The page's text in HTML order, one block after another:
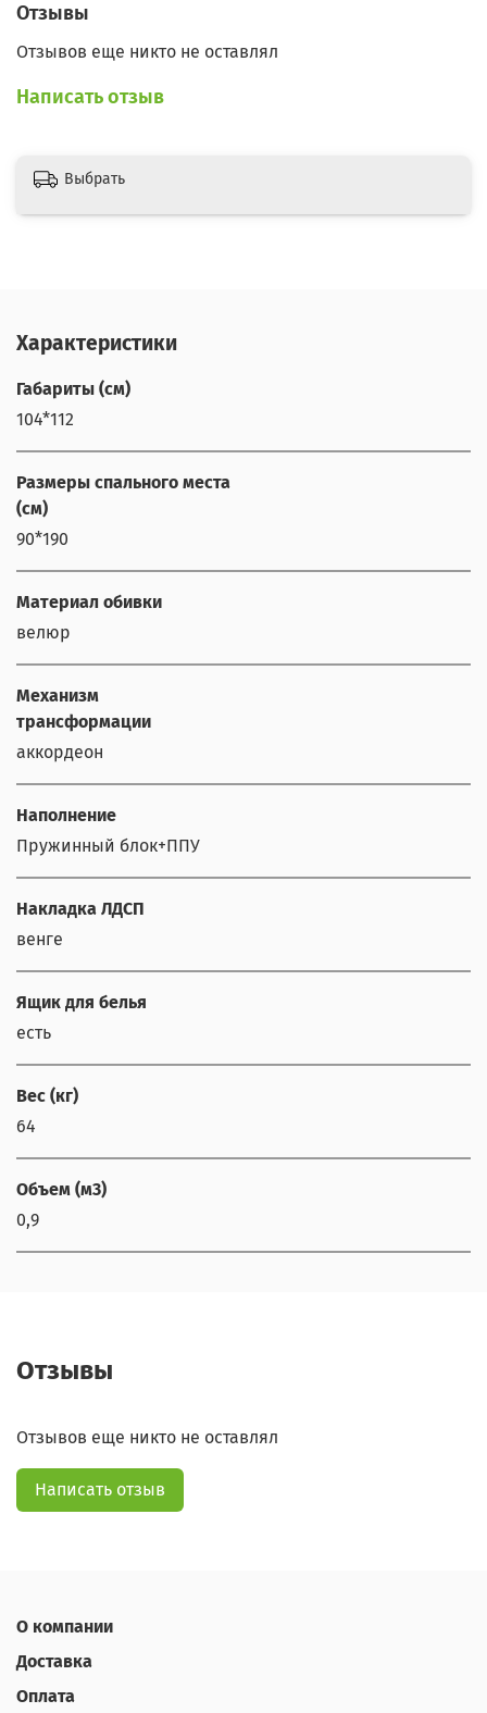
Отзывы
Отзывов еще никто не оставлял
Написать отзыв
Выбрать
Характеристики
Габариты (см)
104*112
Размеры спального места
(см)
90*190
Материал обивки
велюр
Механизм
трансформации
аккордеон
Наполнение
Пружинный блок+ППУ
Накладка ЛДСП
венге
Ящик для белья
есть
Вес (кг)
64
Объем (м3)
0,9
Отзывы
Отзывов еще никто не оставлял
Написать отзыв
О компании
Доставка
Оплата